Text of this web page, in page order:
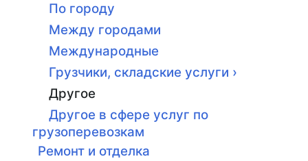
По городу
Между городами
Международные
Грузчики, складские услуги ›
Другое
Другое в сфере услуг по
грузоперевозкам
Ремонт и отделка